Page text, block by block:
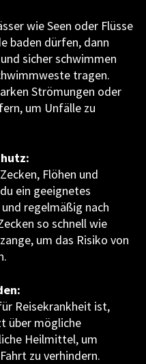
wie Seen oder Flüsse
baden dürfen, dann
sicher schwimmen
tragen.
Strömungen oder
um Unfälle zu
Flöhen und
ein geeignetes
regelmäßig nach
so schnell wie
um das Risiko von
Reisekrankheit ist,
über mögliche
Heilmittel, um
zu verhindern.